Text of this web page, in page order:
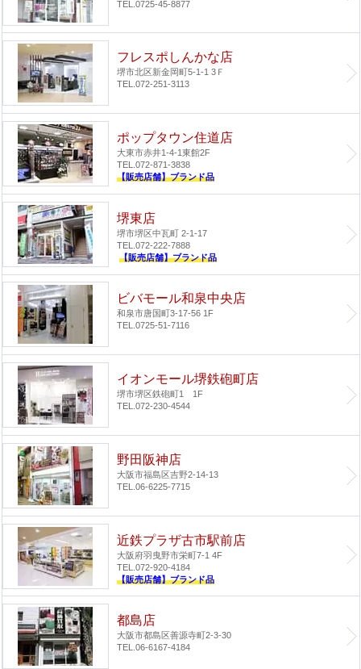
TEL.0725-45-8877
フレスポしんかな店
堺市北区新金岡町5-1-1 3Ｆ
TEL.072-251-3113
ポップタウン住道店
大東市赤井1-4-1東館2F
TEL.072-871-3838
【販売店舗】ブランド品
堺東店
堺市堺区中瓦町 2-1-17
TEL.072-222-7888
【販売店舗】ブランド品
ビバモール和泉中央店
和泉市唐国町3-17-56 1F
TEL.0725-51-7116
イオンモール堺鉄砲町店
堺市堺区鉄砲町1 1F
TEL.072-230-4544
野田阪神店
大阪市福島区吉野2-14-13
TEL.06-6225-7715
近鉄プラザ古市駅前店
大阪府羽曳野市栄町7-1 4F
TEL.072-920-4184
【販売店舗】ブランド品
都島店
大阪市都島区善源寺町2-3-30
TEL.06-6167-4184